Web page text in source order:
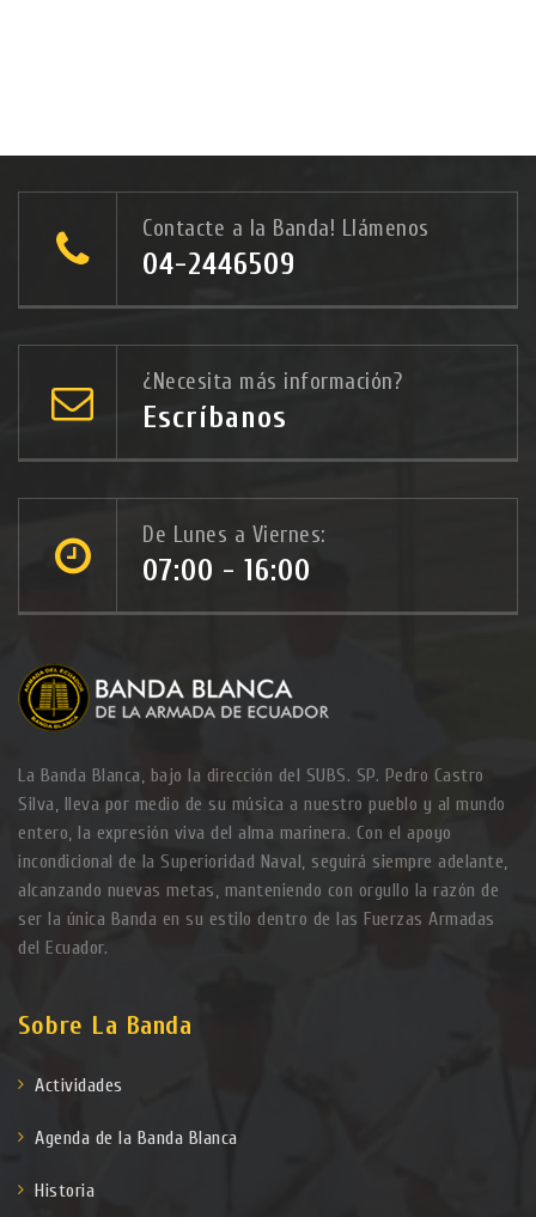
Contacte a la Banda! Llámenos
04-2446509
¿Necesita más información?
Escríbanos
De Lunes a Viernes:
07:00 - 16:00
La Banda Blanca, bajo la dirección del SUBS. SP. Pedro Castro
Silva, lleva por medio de su música a nuestro pueblo y al mundo
entero, la expresión viva del alma marinera. Con el apoyo
incondicional de la Superioridad Naval, seguirá siempre adelante,
alcanzando nuevas metas, manteniendo con orgullo la razón de
ser la única Banda en su estilo dentro de las Fuerzas Armadas
del Ecuador.
Sobre La Banda
Actividades
Agenda de la Banda Blanca
Historia